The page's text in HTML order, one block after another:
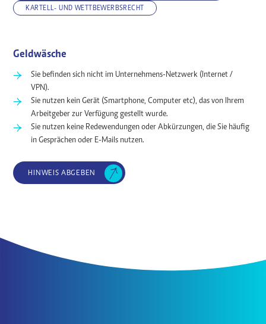
KARTELL- UND WETTBEWERBSRECHT
Geldwäsche
Sie befinden sich nicht im Unternehmens-Netzwerk (Internet /
VPN).
Sie nutzen kein Gerät (Smartphone, Computer etc), das von Ihrem
Arbeitgeber zur Verfügung gestellt wurde.
Sie nutzen keine Redewendungen oder Abkürzungen, die Sie häufig
in Gesprächen oder E-Mails nutzen.
HINWEIS ABGEBEN